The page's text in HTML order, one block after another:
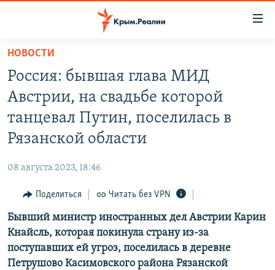
Вернуться
основному
содержанию
Вернутся
главной
Вернутся
поиску
КАРТА ВОЕННЫХ ОБЪЕКТОВ КРЫМА
ИСТОРИЯ
ИНТЕРАКТИВ
ИНФОГРАФИКА
ТЕЛЕПРОЕКТ КРЫМ.РЕАЛИИ
СОВЕТЫ ПРАВОЗАЩИТНИКОВ
ПРОПАВШИЕ БЕЗ ВЕСТИ
РАДІО СВОБОДА
КАК ОБОЙТИ БЛОКИРОВКУ
Українською
Qırımtatar
НОВОСТИ
Россия: бывшая глава МИД
Австрии, на свадьбе которой
танцевал Путин, поселилась в
Рязанской области
08 августа 2023, 18:46
Поделиться Читать без VPN
Бывший министр иностранных дел Австрии Карин
Кнайсль, которая покинула страну из-за
поступавших ей угроз, поселилась в деревне
Петрушово Касимовского района Рязанской